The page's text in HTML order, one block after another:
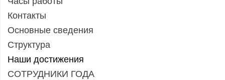
Контакты
Основные сведения
Структура
Наши достижения
СОТРУДНИКИ ГОДА